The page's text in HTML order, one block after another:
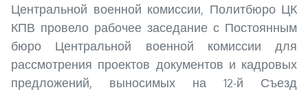
Центральной военной комиссии, Политбюро ЦК
КПВ провело рабочее заседание с Постоянным
бюро Центральной военной комиссии для
рассмотрения проектов документов и кадровых
предложений, выносимых на 12-й Съезд